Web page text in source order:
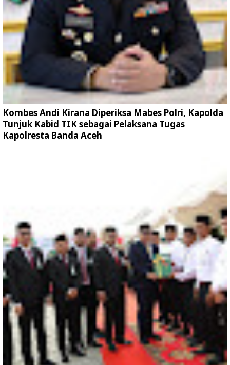
Kombes Andi Kirana Diperiksa Mabes Polri, Kapolda
Tunjuk Kabid TIK sebagai Pelaksana Tugas
Kapolresta Banda Aceh